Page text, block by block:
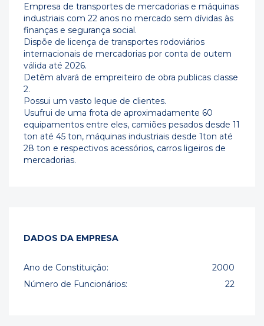
Empresa de transportes de mercadorias e máquinas
industriais com 22 anos no mercado sem dívidas às
finanças e segurança social.
Dispõe de licença de transportes rodoviários
internacionais de mercadorias por conta de outem
válida até 2026.
Detêm alvará de empreiteiro de obra publicas classe
2.
Possui um vasto leque de clientes.
Usufrui de uma frota de aproximadamente 60
equipamentos entre eles, camiões pesados desde 11
ton até 45 ton, máquinas industriais desde 1ton até
28 ton e respectivos acessórios, carros ligeiros de
mercadorias.
DADOS DA EMPRESA
Ano de Constituição:
2000
Número de Funcionários:
22